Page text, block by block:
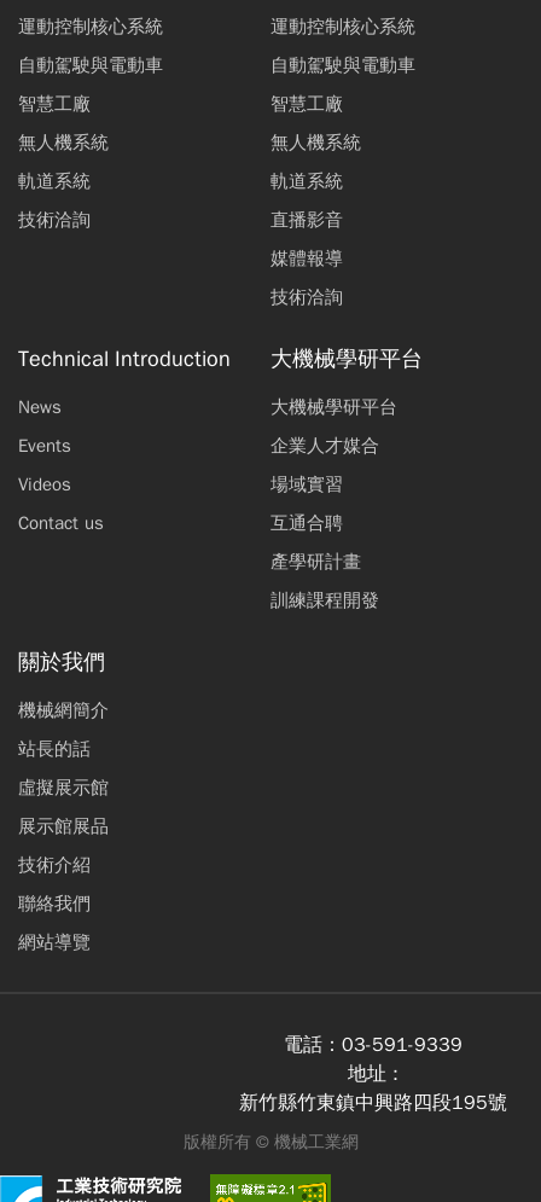
運動控制核心系統
自動駕駛與電動車
智慧工廠
無人機系統
軌道系統
技術洽詢
運動控制核心系統
自動駕駛與電動車
智慧工廠
無人機系統
軌道系統
直播影音
媒體報導
技術洽詢
Technical Introduction
News
Events
Videos
Contact us
大機械學研平台
大機械學研平台
企業人才媒合
場域實習
互通合聘
產學研計畫
訓練課程開發
關於我們
機械網簡介
站長的話
虛擬展示館
展示館展品
技術介紹
聯絡我們
網站導覽
電話： 03-591-9339
地址 :
新竹縣竹東鎮中興路四段195號
版權所有 © 機械工業網